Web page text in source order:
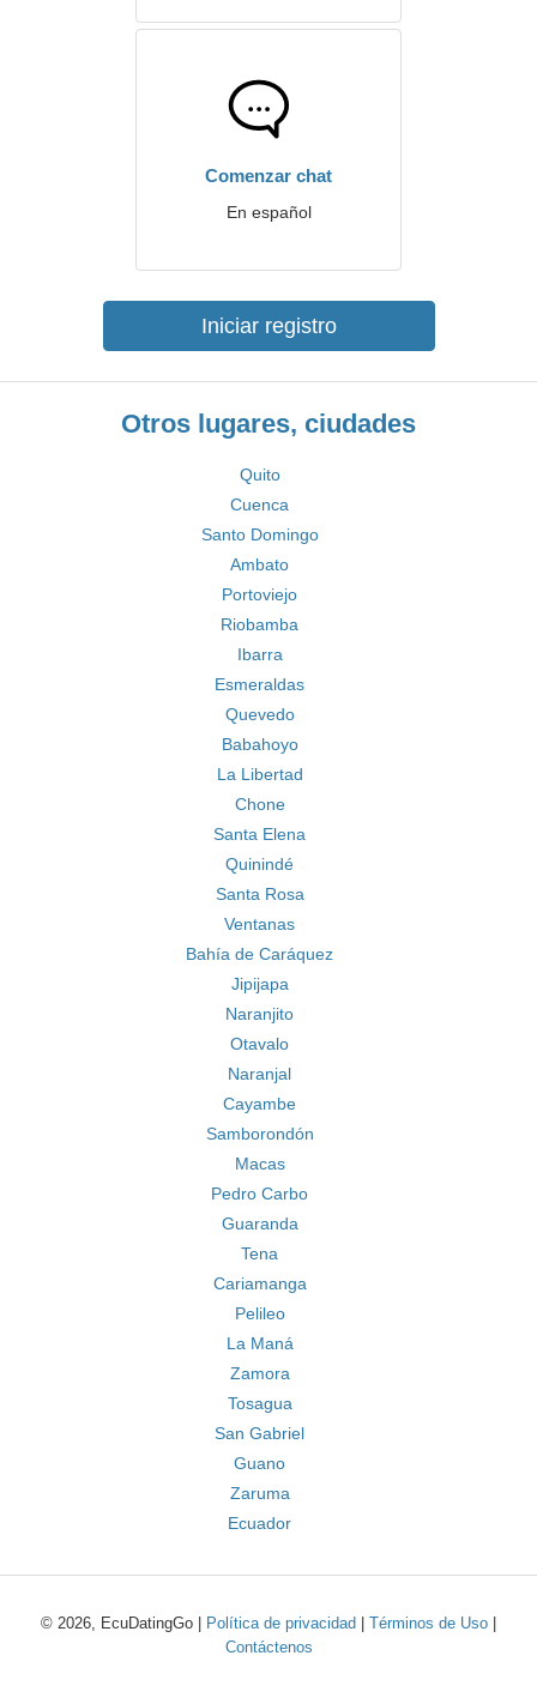
Comenzar chat
En español
Iniciar registro
Otros lugares, ciudades
Quito
Cuenca
Santo Domingo
Ambato
Portoviejo
Riobamba
Ibarra
Esmeraldas
Quevedo
Babahoyo
La Libertad
Chone
Santa Elena
Quinindé
Santa Rosa
Ventanas
Bahía de Caráquez
Jipijapa
Naranjito
Otavalo
Naranjal
Cayambe
Samborondón
Macas
Pedro Carbo
Guaranda
Tena
Cariamanga
Pelileo
La Maná
Zamora
Tosagua
San Gabriel
Guano
Zaruma
Ecuador
© 2026, EcuDatingGo | Política de privacidad Términos de Uso
Contáctenos